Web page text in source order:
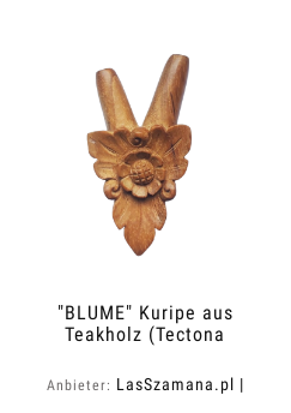
"BLUME" Kuripe aus
Teakholz (Tectona
Anbieter: LasSzamana.pl |